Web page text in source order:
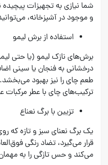
شما نیازی به تجهیزات پیچیده
و موجود در آشپزخانه،
استفاده از برش لیمو
برش‌های نازک لیمو (یا حتی
درخشانی به فنجان یا سینی
طعم چای را نیز بهبود
ترکیب‌های چای با عطر مرکبات
تزیین با برگ نعناع
یک برگ نعنای سبز و تازه که
قرار می‌گیرد، تضاد رنگی
می‌کند و حس تازگی را به